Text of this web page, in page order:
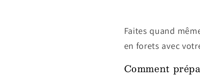
Faites quand
en forets avec
Comment